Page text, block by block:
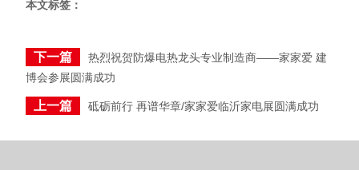
本文标签：
下一篇
热烈祝贺防爆电热龙头专业制造商——家家爱 建
博会参展圆满成功
上一篇 砥砺前行 再谱华章/家家爱临沂家电展圆满成功